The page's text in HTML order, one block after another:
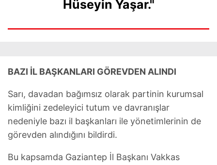
Hüseyin Yaşar."
BAZI İL BAŞKANLARI GÖREVDEN ALINDI
Sarı, davadan bağımsız olarak partinin kurumsal
kimliğini zedeleyici tutum ve davranışlar
nedeniyle bazı il başkanları ile yönetimlerinin de
görevden alındığını bildirdi.
Bu kapsamda Gaziantep İl Başkanı Vakkas